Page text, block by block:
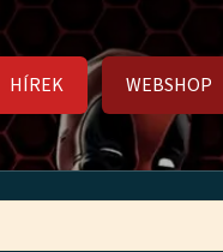
HÍREK WEBSHOP